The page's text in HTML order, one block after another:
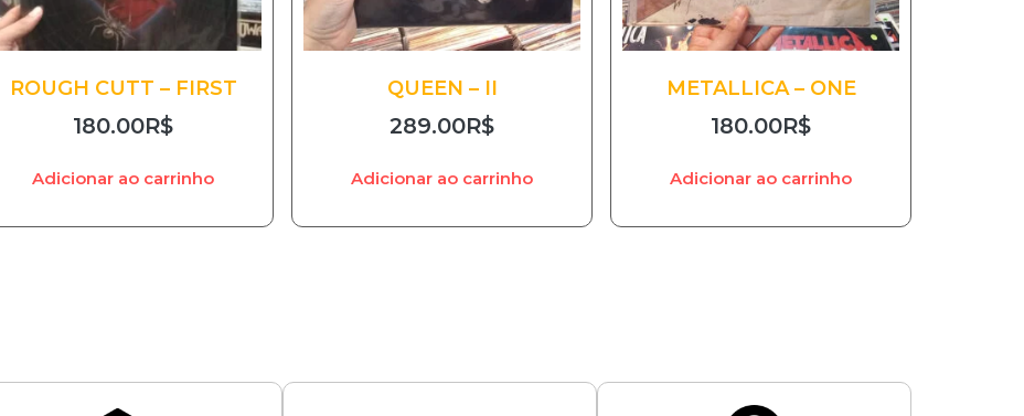
ROUGH CUTT – FIRST
180.00R$
Adicionar ao carrinho
QUEEN – II
289.00R$
Adicionar ao carrinho
METALLICA – ONE
180.00R$
Adicionar ao carrinho